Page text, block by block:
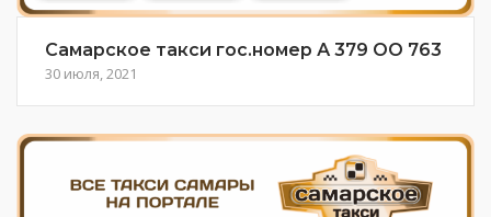
Самарское такси гос.номер А 379 ОО 763
30 июля, 2021